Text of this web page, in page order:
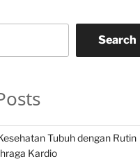
Search
Tubuh dengan Rutin
Kardio